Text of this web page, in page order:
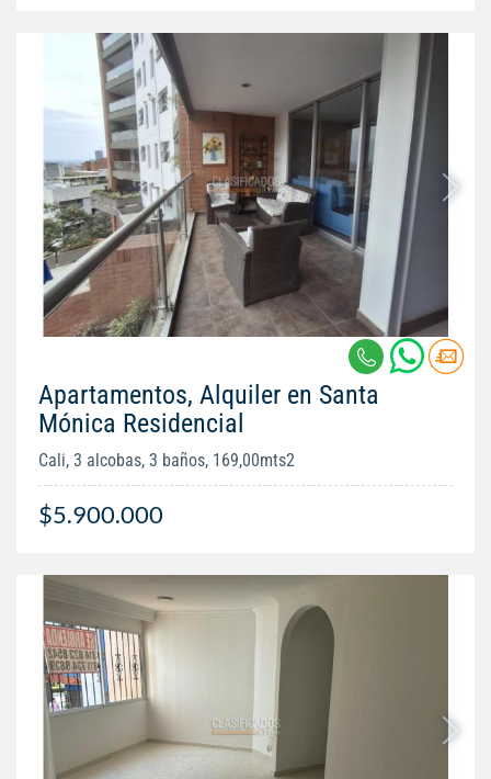
Apartamentos, Alquiler en Santa
Mónica Residencial
Cali, 3 alcobas, 3 baños, 169,00mts2
$5.900.000